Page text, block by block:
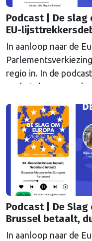
Podcast | De slag
EU-
In aanloop naar de
regio in. In de
we het deze maand
Podcast | De Slag
Brussel betaalt,
In aanloop naar de